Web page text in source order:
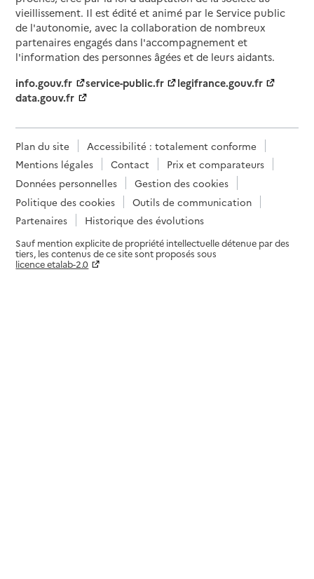
vieillissement. Il est édité et animé par le Service public
de l'autonomie, avec la collaboration de nombreux
partenaires engagés dans l'accompagnement et
l'information des personnes âgées et de leurs aidants.
info.gouv.fr
service-public.fr
legifrance.gouv.fr
data.gouv.fr
Plan du site
Accessibilité : totalement conforme
Mentions légales
Contact
Prix et comparateurs
Données personnelles
Gestion des cookies
Politique des cookies
Outils de communication
Partenaires
Historique des évolutions
Sauf mention explicite de propriété intellectuelle détenue par des
tiers, les contenus de ce site sont proposés sous
licence etalab-2.0